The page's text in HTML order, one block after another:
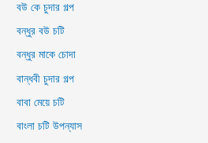
বউ কে চুদার গল্প
বন্ধুর বউ চটি
বন্ধুর মাকে চোদা
বান্ধবী চুদার গল্প
বাবা মেয়ে চটি
বাংলা চটি উপন্যাস